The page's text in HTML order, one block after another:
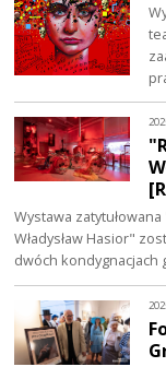
Wystawa
Władysław Hasior"
dwóch kondygnacjach